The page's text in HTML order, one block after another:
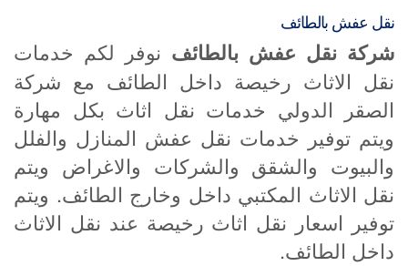
نقل عفش بالطائف
شركة نقل عفش بالطائفنوفر لكم خدمات
نقل الاثاث رخيصة داخل الطائف مع شركة
الصقر الدولي خدمات نقل اثاث بكل مهارة
ويتم توفير خدمات نقل عفش المنازل والفلل
والبيوت والشقق والشركات والاغراض ويتم
نقل الاثاث المكتبي داخل وخارج الطائف. ويتم
توفير اسعار نقل اثاث رخيصة عند نقل الاثاث
داخل الطائف.